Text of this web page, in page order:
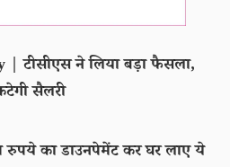
| टीसीएस ने लिया बड़ा फैसला,
सैलरी
का डाउनपेमेंट कर घर लाए ये